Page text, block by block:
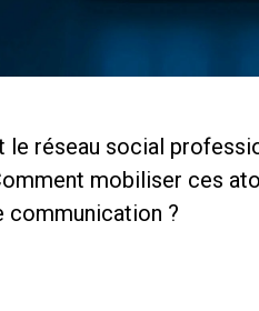
le réseau social
mobiliser ces
communication ?